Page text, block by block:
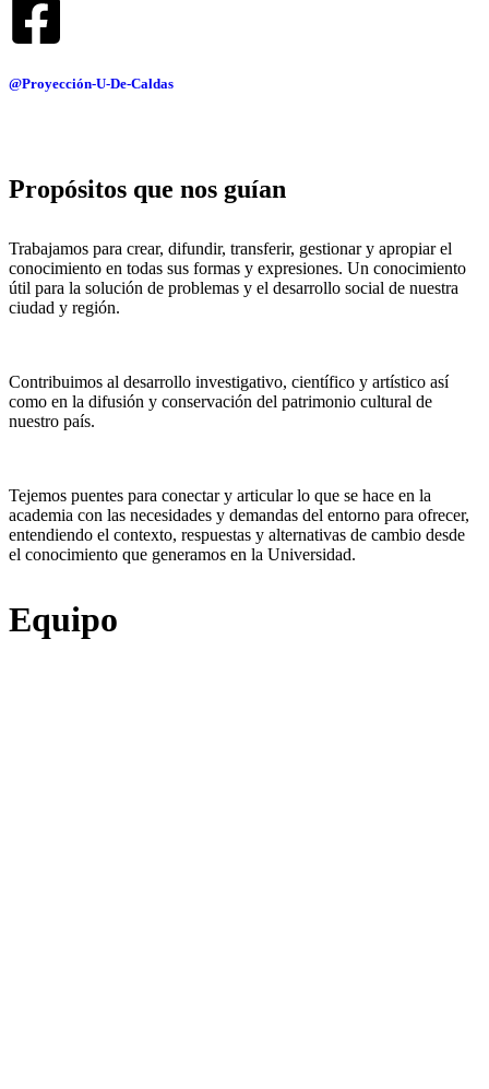
@Proyección-U-De-Caldas
Propósitos que nos guían
Trabajamos para crear, difundir, transferir, gestionar y apropiar el
conocimiento en todas sus formas y expresiones. Un conocimiento
útil para la solución de problemas y el desarrollo social de nuestra
ciudad y región.
Contribuimos al desarrollo investigativo, científico y artístico así
como en la difusión y conservación del patrimonio cultural de
nuestro país.
Tejemos puentes para conectar y articular lo que se hace en la
academia con las necesidades y demandas del entorno para ofrecer,
entendiendo el contexto, respuestas y alternativas de cambio desde
el conocimiento que generamos en la Universidad.
Equipo